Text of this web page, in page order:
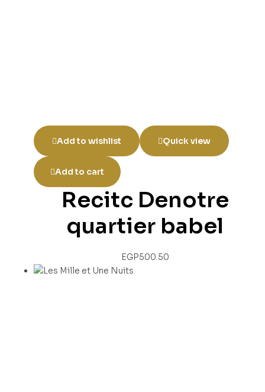
Add to wishlist Quick view
Add to cart
Recitc Denotre
quartier babel
EGP500.50